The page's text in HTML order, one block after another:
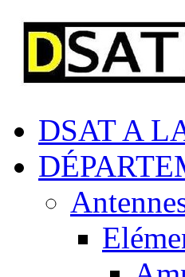
DSAT A